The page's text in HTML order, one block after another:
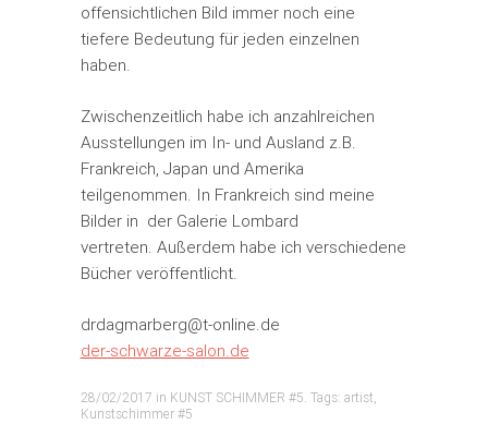
offensichtlichen Bild immer noch eine
tiefere Bedeutung für jeden einzelnen
haben.
Zwischenzeitlich habe ich anzahlreichen
Ausstellungen im In- und Ausland z.B.
Frankreich, Japan und Amerika
teilgenommen. In Frankreich sind meine
Bilder in der Galerie Lombard
vertreten. Außerdem habe ich verschiedene
Bücher veröffentlicht.
drdagmarberg@t-online.de
der-schwarze-salon.de
28/02/2017 in KUNST SCHIMMER #5. Tags: artist,
Kunstschimmer #5